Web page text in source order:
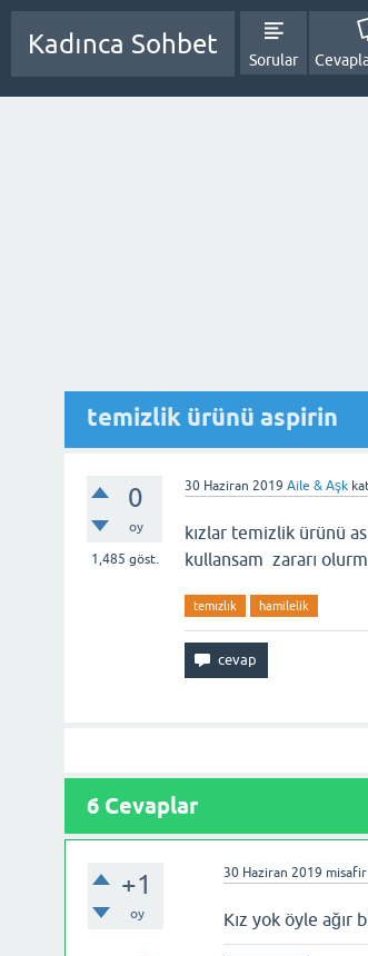
Kadınca Sohbet
Sorular
temizlik ürünü aspirin
0
oy
1,485 göst.
30 Haziran 2019 Aile & Aşk
kızlar temizlik ürünü
kullansam zararı
temızlık hamilelik
6 Cevaplar
+1
oy
30 Haziran 2019 misafir
Kız yok öyle